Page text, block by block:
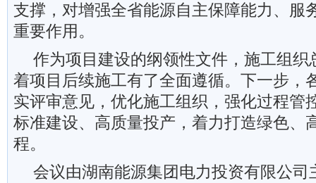
支撑，对增强全省能源自主保障能力、服
重要作用。
作为项目建设的纲领性文件，施工组织
着项目后续施工有了全面遵循。下一步，
实评审意见，优化施工组织，强化过程管
标准建设、高质量投产，着力打造绿色、
程。
会议由湖南能源集团电力投资有限公司